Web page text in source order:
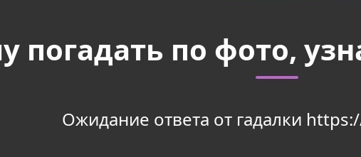
погадать по фото,
Ожидание ответа от гадалки